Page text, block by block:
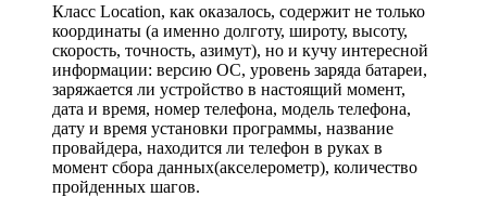
Класс Location, как оказалось, содержит не только
координаты (а именно долготу, широту, высоту,
скорость, точность, азимут), но и кучу интересной
информации: версию ОС, уровень заряда батареи,
заряжается ли устройство в настоящий момент,
дата и время, номер телефона, модель телефона,
дату и время установки программы, название
провайдера, находится ли телефон в руках в
момент сбора данных(акселерометр), количество
пройденных шагов.